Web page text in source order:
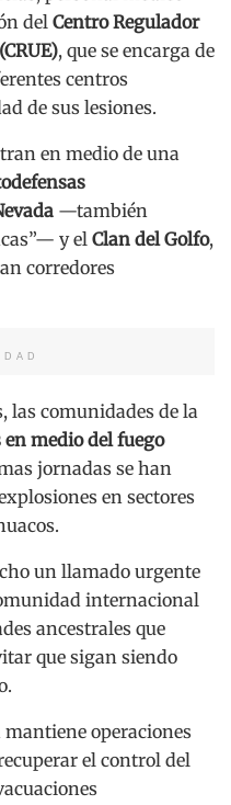
del Centro Regulador
, que se encarga de
centros
de sus lesiones.
en medio de una
—también
y el Clan del Golfo,
corredores
las comunidades de la
medio del fuego
jornadas se han
en sectores
un llamado urgente
internacional
ancestrales que
que sigan siendo
operaciones
el control del